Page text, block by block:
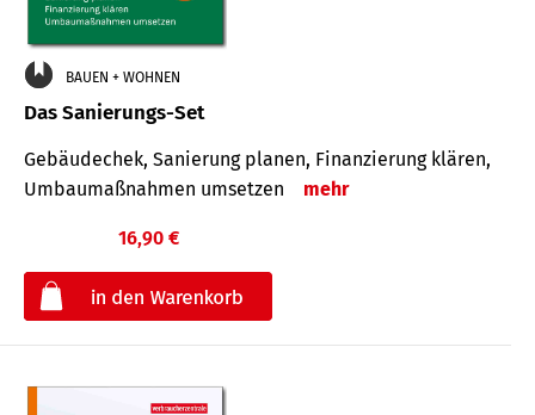
BAUEN + WOHNEN
Das Sanierungs-Set
Gebäudechek, Sanierung planen, Finanzierung klären,
Umbaumaßnahmen umsetzen
mehr
16,90 €